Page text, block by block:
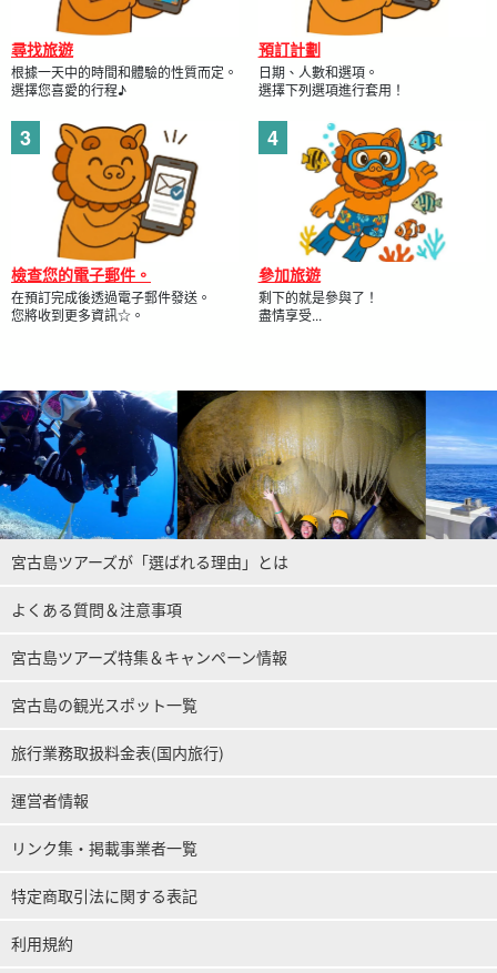
尋找旅遊
根據一天中的時間和體驗的性質而定。
選擇您喜愛的行程♪
預訂計劃
日期、人數和選項。
選擇下列選項進行套用！
檢查您的電子郵件。
在預訂完成後透過電子郵件發送。
您將收到更多資訊☆。
參加旅遊
剩下的就是參與了！
盡情享受...
宮古島ツアーズが「選ばれる理由」とは
よくある質問＆注意事項
宮古島ツアーズ特集＆キャンペーン情報
宮古島の観光スポット一覧
旅行業務取扱料金表(国内旅行)
運営者情報
リンク集・掲載事業者一覧
特定商取引法に関する表記
利用規約